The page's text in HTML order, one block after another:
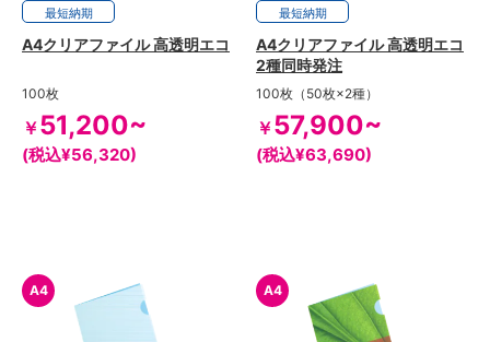
最短5日納期
A4クリアファイル 高透明エコ
100枚
￥51,200~
(税込¥56,320)
最短5日納期
A4クリアファイル 高透明エコ
2種同時発注
100枚（50枚×2種）
￥57,900~
(税込¥63,690)
A4 A4